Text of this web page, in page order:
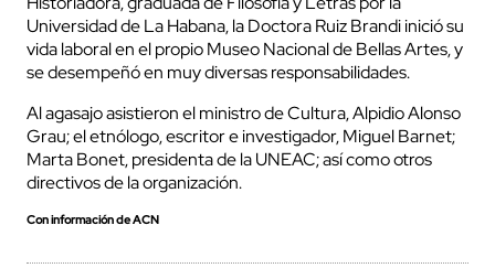
Universidad de La Habana, la Doctora Ruiz Brandi inició su
vida laboral en el propio Museo Nacional de Bellas Artes, y
se desempeñó en muy diversas responsabilidades.
Al agasajo asistieron el ministro de Cultura, Alpidio Alonso
Grau; el etnólogo, escritor e investigador, Miguel Barnet;
Marta Bonet, presidenta de la UNEAC; así como otros
directivos de la organización.
Con información de ACN